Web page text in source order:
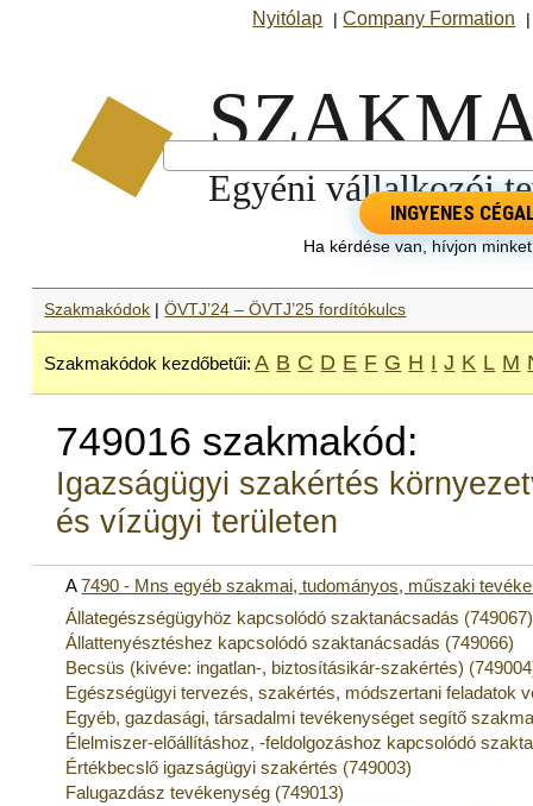
Nyitólap |Company Formation
INGYENES
Ha kérdése van, hívjon
Szakmakódok |ÖVTJ’24 – ÖVTJ’25 fordítókulcs
Szakmakódok kezdőbetűi: A B C D E F G H I J K L M
749016 szakmakód:
Igazságügyi szakértés
és vízügyi területen
A7490 - Mns egyéb szakmai, tudományos, műszaki
Állategészségügyhöz kapcsolódó szaktanácsadás (749067)
Állattenyésztéshez kapcsolódó szaktanácsadás (749066)
Becsüs (kivéve: ingatlan-, biztosításikár-szakértés)
Egészségügyi tervezés, szakértés, módszertani feladatok
Egyéb, gazdasági, társadalmi tevékenységet segítő
Élelmiszer-előállításhoz, -feldolgozáshoz kapcsolódó
Értékbecslő igazságügyi szakértés (749003)
Falugazdász tevékenység (749013)